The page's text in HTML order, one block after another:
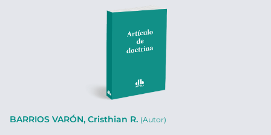
BARRIOS VARÓN, Cristhian R. (Autor)